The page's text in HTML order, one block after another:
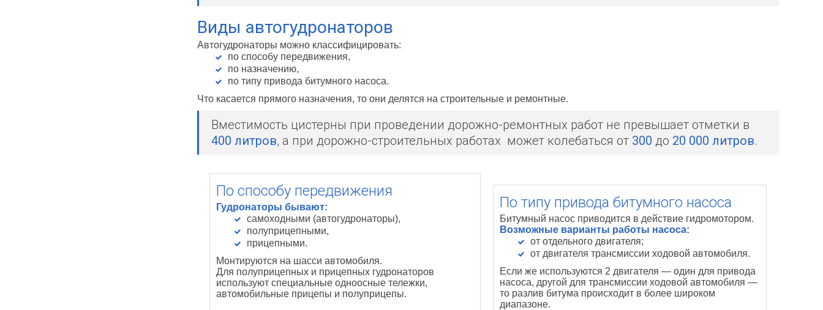
Виды автогудронаторов
Автогудронаторы можно классифицировать:
по способу передвижения,
по назначению,
по типу привода битумного насоса.
Что касается прямого назначения, то они делятся на строительные и ремонтные.
Вместимость цистерны при проведении дорожно-ремонтных работ не превышает отметки в
400 литров, а при дорожно-строительных работах может колебаться от 300 до 20 000 литров.
По способу передвижения
Гудронаторы бывают:
самоходными (автогудронаторы),
полуприцепными,
прицепными.
Монтируются на шасси автомобиля.
Для полуприцепных и прицепных гудронаторов
используют специальные одноосные тележки,
автомобильные прицепы и полуприцепы.
По типу привода битумного насоса
Битумный насос приводится в действие гидромотором.
Возможные варианты работы насоса:
от отдельного двигателя;
от двигателя трансмиссии ходовой автомобиля.
Если же используются 2 двигателя — один для привода
насоса, другой для трансмиссии ходовой автомобиля —
то разлив битума происходит в более широком
диапазоне.